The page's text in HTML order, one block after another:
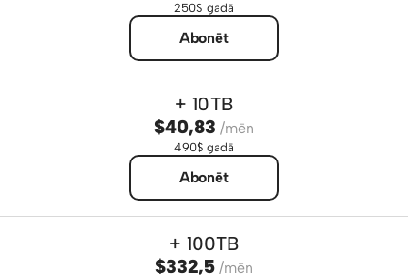
250$ gadā
Abonēt
+ 10TB
$40,83 /mēn
490$ gadā
Abonēt
+ 100TB
$332,5 /mēn